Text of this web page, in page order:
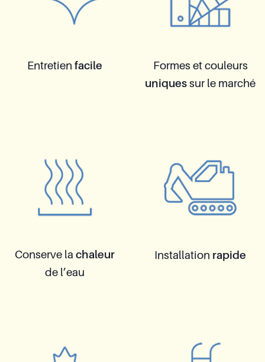
Entretien facile
Formes et couleurs
uniquessur le marché
Conserve la chaleur
de l’eau
Installation rapide